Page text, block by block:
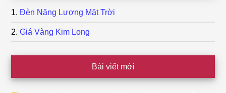
Đèn Năng Lượng Mặt Trời
Giá Vàng Kim Long
Bài viết mới